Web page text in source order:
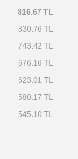
816.67 TL
830.76 TL
743.42 TL
676.16 TL
623.01 TL
580.17 TL
545.10 TL